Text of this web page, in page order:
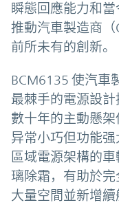
瞬態回應能力和當
推動汽車製造商
前所未有的創新。
BCM6135 使汽車
最棘手的電源設
數十年的主動懸
异常小巧但功能
區域電源架構的
璃除霜，有助於
大量空間並新增